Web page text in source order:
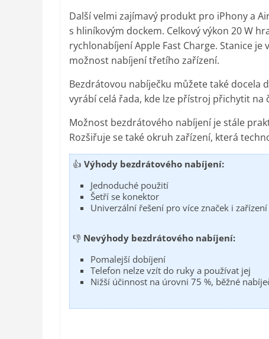
Další velmi zajímavý produkt pro iPhony a
s hliníkovým dockem. Celkový výkon 20 W
rychlonabíjení Apple Fast Charge. Stanice
možnost nabíjení třetího zařízení.
Bezdrátovou nabíječku můžete také docela
vyrábí celá řada, kde lze přístroj přichytit na
Možnost bezdrátového nabíjení je stále
Rozšiřuje se také okruh zařízení, která
👍 Výhody bezdrátového nabíjení:
Jednoduché použití
Šetří se konektor
Univerzální řešení pro více značek i zařízení
👎 Nevýhody bezdrátového nabíjení:
Pomalejší dobíjení
Telefon nelze vzít do ruky a používat jej
Nižší účinnost na úrovni 75 %, běžné